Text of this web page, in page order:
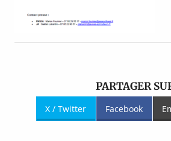
PARTAGER
X / Twitter Facebook